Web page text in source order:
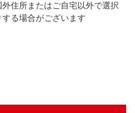
住所またはご自宅以外で選択
る場合がございます